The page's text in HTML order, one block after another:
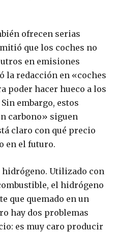
ofrecen serias
que los coches no
en emisiones
la redacción en «coches
poder hacer hueco a los
embargo, estos
carbono» siguen
claro con qué precio
en el futuro.
Utilizado con
el hidrógeno
que quemado en un
hay dos problemas
es muy caro producir